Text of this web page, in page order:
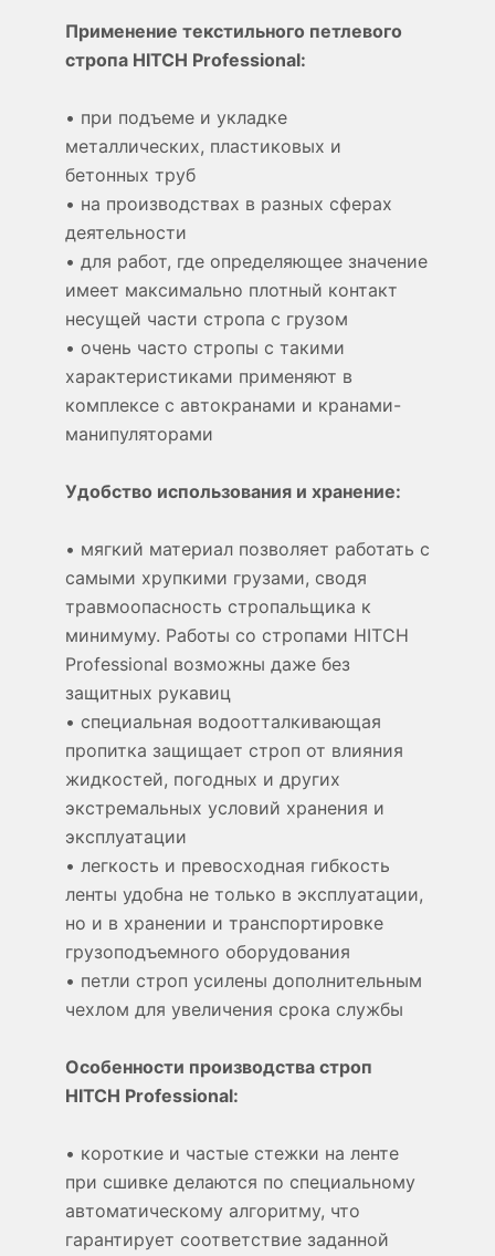
Применение текстильного петлевого
стропа HITCH Professional:
• при подъеме и укладке
металлических, пластиковых и
бетонных труб
• на производствах в разных сферах
деятельности
• для работ, где определяющее значение
имеет максимально плотный контакт
несущей части стропа с грузом
• очень часто стропы с такими
характеристиками применяют в
комплексе с автокранами и кранами-
манипуляторами
Удобство использования и хранение:
• мягкий материал позволяет работать с
самыми хрупкими грузами, сводя
травмоопасность стропальщика к
минимуму. Работы со стропами HITCH
Professional возможны даже без
защитных рукавиц
• специальная водоотталкивающая
пропитка защищает строп от влияния
жидкостей, погодных и других
экстремальных условий хранения и
эксплуатации
• легкость и превосходная гибкость
ленты удобна не только в эксплуатации,
но и в хранении и транспортировке
грузоподъемного оборудования
• петли строп усилены дополнительным
чехлом для увеличения срока службы
Особенности производства строп
HITCH Professional:
• короткие и частые стежки на ленте
при сшивке делаются по специальному
автоматическому алгоритму, что
гарантирует соответствие заданной